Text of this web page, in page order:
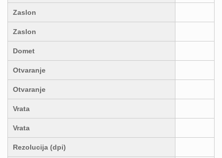
Zaslon
Zaslon
Domet
Otvaranje
Otvaranje
Vrata
Vrata
Rezolucija (dpi)